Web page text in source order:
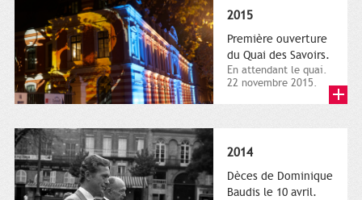
2015
Première ouverture
du Quai des Savoirs.
En attendant le quai.
22 novembre 2015.
2014
Dèces de Dominique
Baudis le 10 avril.